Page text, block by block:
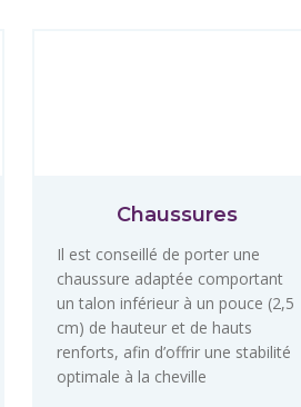
Chaussures
Il est conseillé de porter une
chaussure adaptée comportant
un talon inférieur à un pouce (2,5
cm) de hauteur et de hauts
renforts, afin d’offrir une stabilité
optimale à la cheville